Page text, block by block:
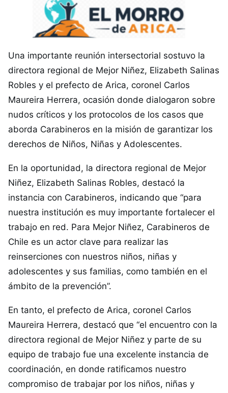
Una importante reunión intersectorial sostuvo la
directora regional de Mejor Niñez, Elizabeth Salinas
Robles y el prefecto de Arica, coronel Carlos
Maureira Herrera, ocasión donde dialogaron sobre
nudos críticos y los protocolos de los casos que
aborda Carabineros en la misión de garantizar los
derechos de Niños, Niñas y Adolescentes.
En la oportunidad, la directora regional de Mejor
Niñez, Elizabeth Salinas Robles, destacó la
instancia con Carabineros, indicando que “para
nuestra institución es muy importante fortalecer el
trabajo en red. Para Mejor Niñez, Carabineros de
Chile es un actor clave para realizar las
reinserciones con nuestros niños, niñas y
adolescentes y sus familias, como también en el
ámbito de la prevención”.
En tanto, el prefecto de Arica, coronel Carlos
Maureira Herrera, destacó que “el encuentro con la
directora regional de Mejor Niñez y parte de su
equipo de trabajo fue una excelente instancia de
coordinación, en donde ratificamos nuestro
compromiso de trabajar por los niños, niñas y